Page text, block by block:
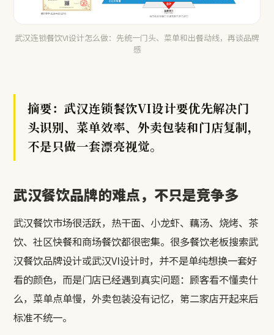
武汉连锁餐饮VI设计怎么做：先统一门头、菜单和出餐动线，再谈品牌
感
摘要：武汉连锁餐饮VI设计要优先解决门
头识别、菜单效率、外卖包装和门店复制，
不是只做一套漂亮视觉。
武汉餐饮品牌的难点，不只是竞争多
武汉餐饮市场很活跃，热干面、小龙虾、藕汤、烧烤、茶
饮、社区快餐和商场餐饮都很密集。很多餐饮老板搜索武
汉餐饮品牌设计或武汉VI设计时，并不是单纯想换一套好
看的颜色，而是门店已经遇到真实问题：顾客看不懂卖什
么，菜单点单慢，外卖包装没有记忆，第二家店开起来后
标准不统一。